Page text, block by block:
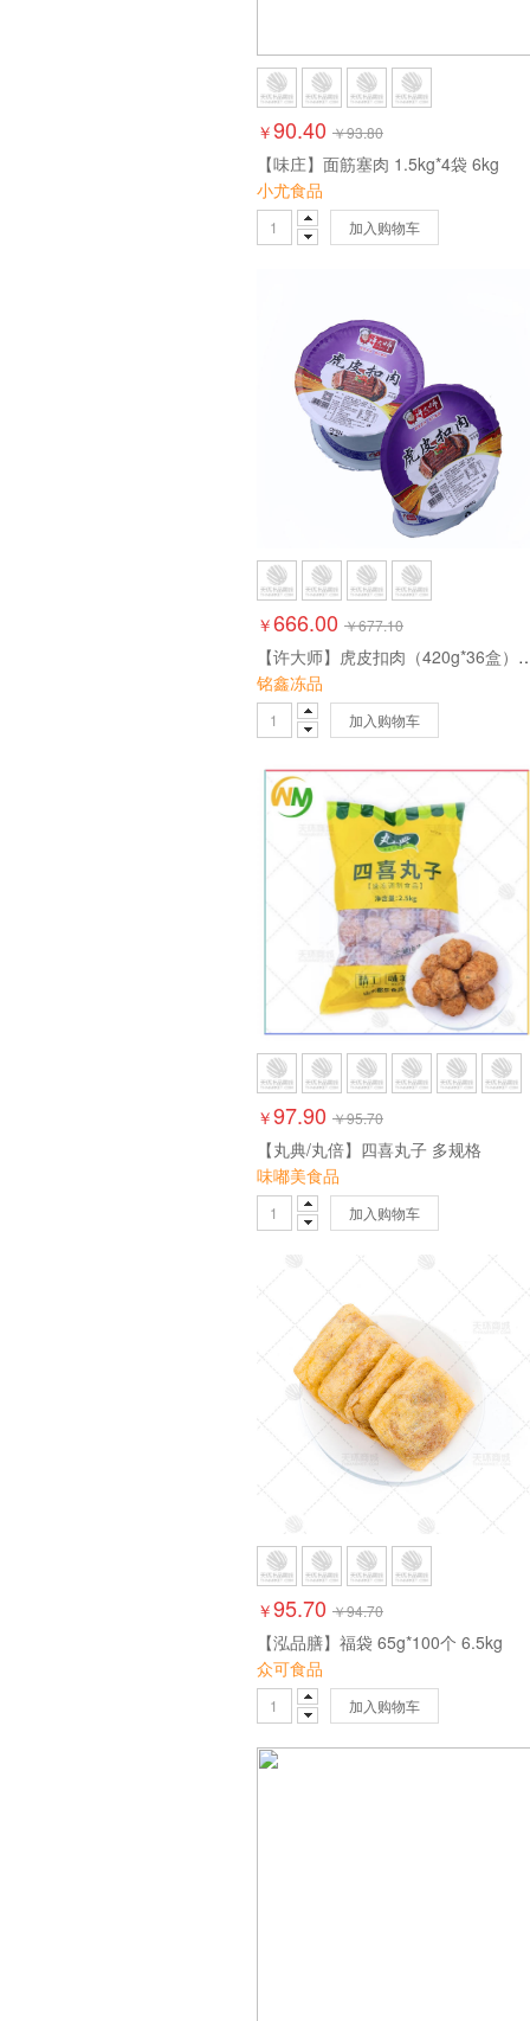
￥90.40 ￥93.80
【味庄】面筋塞肉 1.5kg*4袋 6kg
小尤食品
加入购物车
￥666.00 ￥677.10
【许大师】虎皮扣
铭鑫冻品
加入购物车
￥97.90 ￥95.70
【丸典/丸倍】四喜丸子 多规格
味嘟美食品
加入购物车
￥95.70 ￥94.70
【泓品膳】福袋 65g*100个 6.5kg
众可食品
加入购物车